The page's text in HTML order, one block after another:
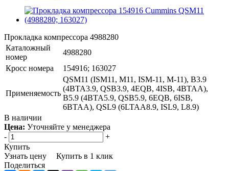
Прокладка компрессора 4988280
Каталожный
номер
4988280
Кросс номера
154916; 163027
Применяемость
QSM11 (ISM11, M11, ISM-11, M-11), B3.9
(4BTA3.9, QSB3.9, 4EQB, 4ISB, 4BTAA),
B5.9 (4BTA5.9, QSB5.9, 6EQB, 6ISB,
6BTAA), QSL9 (6LTAA8.9, ISL9, L8.9)
В наличии
Цена: Уточняйте у менеджера
-
+
Купить
Узнать цену
Купить в 1 клик
Поделиться